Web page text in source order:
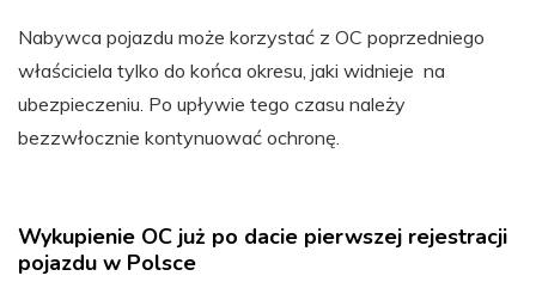
Nabywca pojazdu może korzystać z OC poprzedniego
właściciela tylko do końca okresu, jaki widnieje na
ubezpieczeniu. Po upływie tego czasu należy
bezzwłocznie kontynuować ochronę.
Wykupienie OC już po dacie pierwszej rejestracji
pojazdu w Polsce